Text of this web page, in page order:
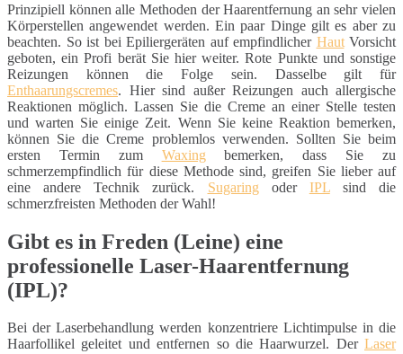
Prinzipiell können alle Methoden der Haarentfernung an sehr vielen
Körperstellen angewendet werden. Ein paar Dinge gilt es aber zu
beachten. So ist bei Epiliergeräten auf empfindlicher HautVorsicht
geboten, ein Profi berät Sie hier weiter. Rote Punkte und sonstige
Reizungen können die Folge sein. Dasselbe gilt für
Enthaarungscremes. Hier sind außer Reizungen auch allergische
Reaktionen möglich. Lassen Sie die Creme an einer Stelle testen
und warten Sie einige Zeit. Wenn Sie keine Reaktion bemerken,
können Sie die Creme problemlos verwenden. Sollten Sie beim
ersten Termin zum Waxing bemerken, dass Sie zu
schmerzempfindlich für diese Methode sind, greifen Sie lieber auf
eine andere Technik zurück. Sugaring oder IPLsind die
schmerzfreisten Methoden der Wahl!
Gibt es in Freden (Leine) eine
professionelle Laser-Haarentfernung
(IPL)?
Bei der Laserbehandlung werden konzentriere Lichtimpulse in die
Haarfollikel geleitet und entfernen so die Haarwurzel. Der Laser